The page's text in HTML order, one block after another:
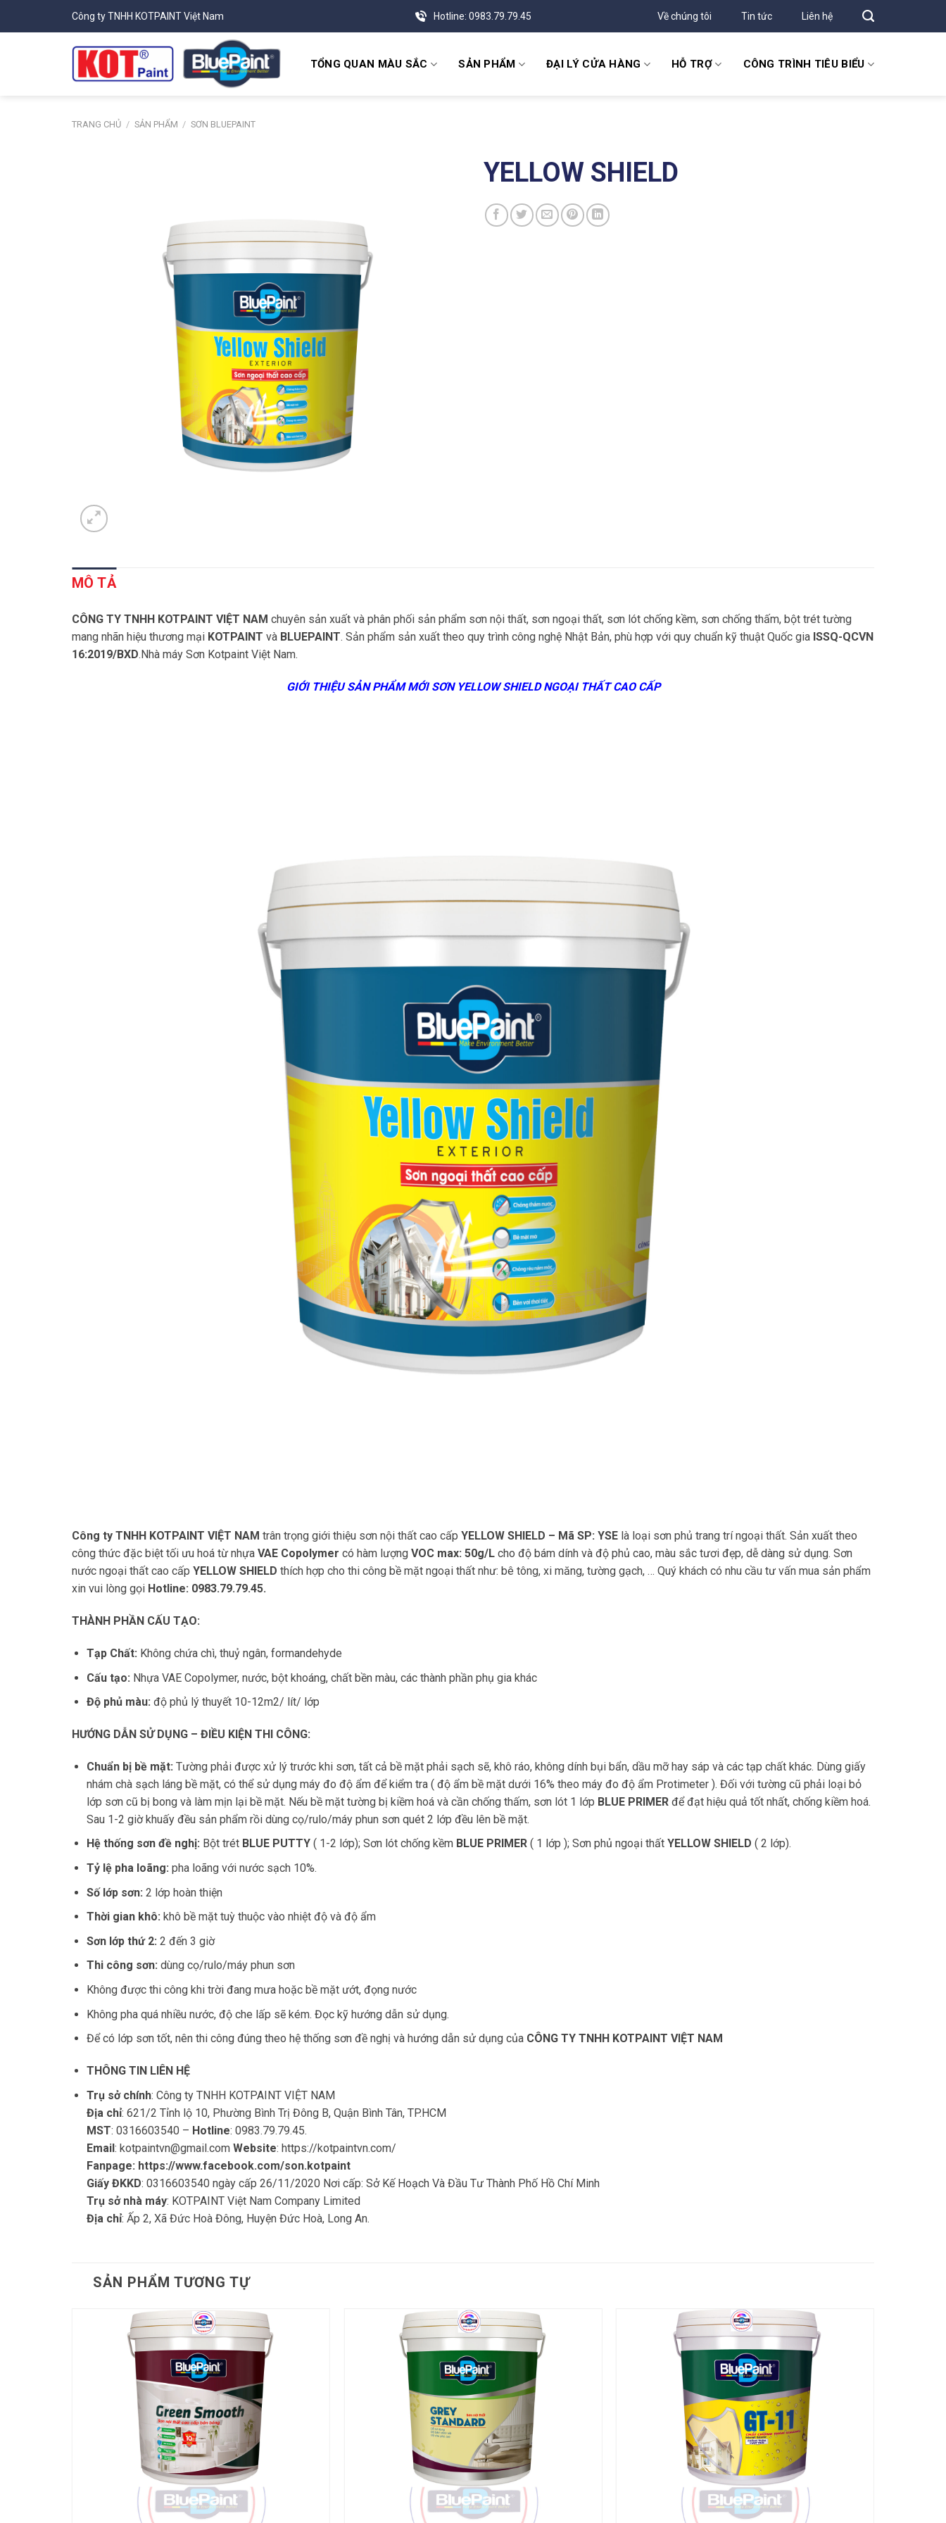
Công ty TNHH KOTPAINT Việt Nam Hotline: 0983.79.79.45 Về chúng tôi Tin tức Liên hệ
TỔNG QUAN MÀU SẮC SẢN PHẨM ĐẠI LÝ CỬA HÀNG HỖ TRỢ CÔNG TRÌNH TIÊU BIỂU
TRANG CHỦ / SẢN PHẨM / SƠN BLUEPAINT
YELLOW SHIELD
MÔ TẢ
CÔNG TY TNHH KOTPAINT VIỆT NAM chuyên sản xuất và phân phối sản phẩm sơn nội thất, sơn ngoại thất, sơn lót chống kềm, sơn chống thấm, bột trét tường
mang nhãn hiệu thương mại KOTPAINT và BLUEPAINT. Sản phẩm sản xuất theo quy trình công nghệ Nhật Bản, phù hợp với quy chuẩn kỹ thuật Quốc gia ISSQ-QCVN
16:2019/BXD.Nhà máy Sơn Kotpaint Việt Nam.
GIỚI THIỆU SẢN PHẨM MỚI SƠN YELLOW SHIELDNGOẠI THẤT CAO CẤP
Công ty TNHH KOTPAINT VIỆT NAM trân trọng giới thiệu sơn nội thất cao cấp YELLOW SHIELD – Mã SP: YSE là loại sơn phủ trang trí ngoại thất. Sản xuất theo
công thức đặc biệt tối ưu hoá từ nhựa VAE Copolymer có hàm lượng VOC max: 50g/L cho độ bám dính và độ phủ cao, màu sắc tươi đẹp, dễ dàng sử dụng. Sơn
nước ngoại thất cao cấp YELLOW SHIELD thích hợp cho thi công bề mặt ngoại thất như: bê tông, xi măng, tường gạch, … Quý khách có nhu cầu tư vấn mua sản phẩm
xin vui lòng gọi Hotline: 0983.79.79.45.
THÀNH PHẦN CẤU TẠO:
Tạp Chất: Không chứa chì, thuỷ ngân, formandehyde
Cấu tạo: Nhựa VAE Copolymer, nước, bột khoáng, chất bền màu, các thành phần phụ gia khác
Độ phủ màu: độ phủ lý thuyết 10-12m2/ lít/ lớp
HƯỚNG DẪN SỬ DỤNG – ĐIỀU KIỆN THI CÔNG:
Chuẩn bị bề mặt: Tường phải được xử lý trước khi sơn, tất cả bề mặt phải sạch sẽ, khô ráo, không dính bụi bẩn, dầu mỡ hay sáp và các tạp chất khác. Dùng giấy
nhám chà sạch láng bề mặt, có thể sử dụng máy đo độ ẩm để kiểm tra ( độ ẩm bề mặt dưới 16% theo máy đo độ ẩm Protimeter ). Đối với tường cũ phải loại bỏ
lớp sơn cũ bị bong và làm mịn lại bề mặt. Nếu bề mặt tường bị kiềm hoá và cần chống thấm, sơn lót 1 lớp BLUE PRIMERđể đạt hiệu quả tốt nhất, chống kiềm hoá.
Sau 1-2 giờ khuấy đều sản phẩm rồi dùng cọ/rulo/máy phun sơn quét 2 lớp đều lên bề mặt.
Hệ thống sơn đề nghị: Bột trét BLUE PUTTY( 1-2 lớp); Sơn lót chống kềm BLUE PRIMER ( 1 lớp ); Sơn phủ ngoại thất YELLOW SHIELD ( 2 lớp).
Tỷ lệ pha loãng: pha loãng với nước sạch 10%.
Số lớp sơn: 2 lớp hoàn thiện
Thời gian khô: khô bề mặt tuỳ thuộc vào nhiệt độ và độ ẩm
Sơn lớp thứ 2: 2 đến 3 giờ
Thi công sơn: dùng cọ/rulo/máy phun sơn
Không được thi công khi trời đang mưa hoặc bề mặt ướt, đọng nước
Không pha quá nhiều nước, độ che lấp sẽ kém. Đọc kỹ hướng dẫn sử dụng.
Để có lớp sơn tốt, nên thi công đúng theo hệ thống sơn đề nghị và hướng dẫn sử dụng của CÔNG TY TNHH KOTPAINT VIỆT NAM
THÔNG TIN LIÊN HỆ
Trụ sở chính: Công ty TNHH KOTPAINT VIỆT NAM
Địa chỉ: 621/2 Tỉnh lộ 10, Phường Bình Trị Đông B, Quận Bình Tân, TP.HCM
MST: 0316603540 – Hotline: 0983.79.79.45.
Email: kotpaintvn@gmail.com Website: https://kotpaintvn.com/
Fanpage: https://www.facebook.com/son.kotpaint
Giấy ĐKKD: 0316603540 ngày cấp 26/11/2020 Nơi cấp: Sở Kế Hoạch Và Đầu Tư Thành Phố Hồ Chí Minh
Trụ sở nhà máy: KOTPAINT Việt Nam Company Limited
Địa chỉ: Ấp 2, Xã Đức Hoà Đông, Huyện Đức Hoà, Long An.
SẢN PHẨM TƯƠNG TỰ